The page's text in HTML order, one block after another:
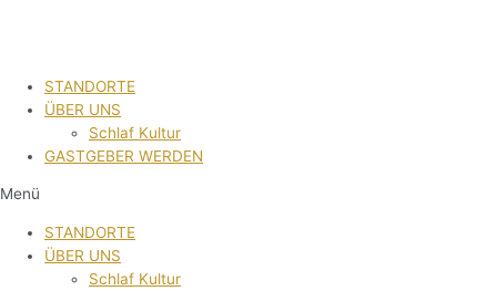
STANDORTE
ÜBER UNS
Schlaf Kultur
GASTGEBER WERDEN
Menü
STANDORTE
ÜBER UNS
Schlaf Kultur